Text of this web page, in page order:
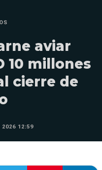
aviar
10 millones
cierre de
2026 12:59